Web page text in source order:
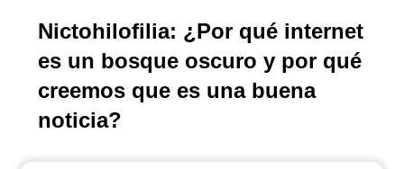
Nictohilofilia: ¿Por qué internet
es un bosque oscuro y por qué
creemos que es una buena
noticia?